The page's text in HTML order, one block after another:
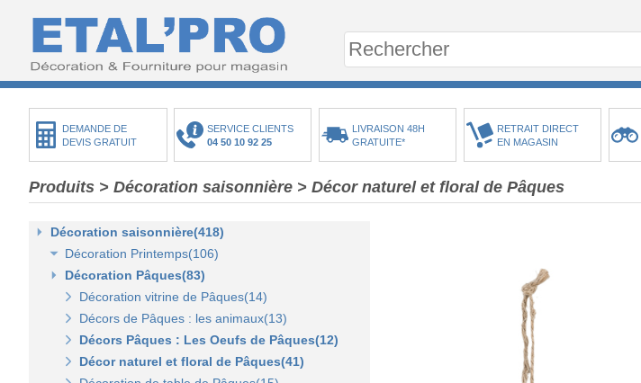
DEMANDE DE
DEVIS GRATUIT
SERVICE CLIENTS
04 50 10 92 25
LIVRAISON 48H
GRATUITE*
RETRAIT DIRECT
EN MAGASIN
Produits > Décoration saisonnière > Décor naturel et floral de Pâques
Décoration saisonnière(418)
Décoration Printemps(106)
Décoration vitrine de printemps(18)
Arbres et plantes printemps-été(20)
Bouquets fleurs et fruits(43)
Mini-maisons et jardins(19)
Pelouses mousses et végétaux(18)
Décoration Pâques(83)
Décoration vitrine de Pâques(14)
Décors de Pâques : les animaux(13)
Décors Pâques : Les Oeufs de Pâques(12)
Décor naturel et floral de Pâques(41)